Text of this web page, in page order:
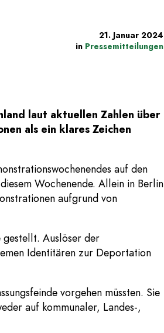
21. Januar 2024
in Pressemitteilungen
laut aktuellen Zahlen über
als ein klares Zeichen
auf den
Wochenende. Allein in Berlin
aufgrund von
gestellt. Auslöser der
Identitären zur Deportation
vorgehen müssten. Sie
auf kommunaler, Landes-,